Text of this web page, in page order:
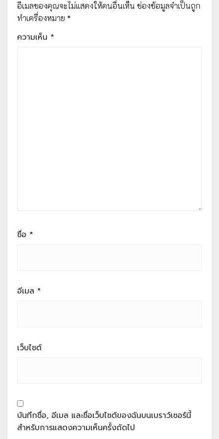
อีเมลของคุณจะไม่แสดงให้คนอื่นเห็น ช่องข้อมูลจำเป็นถูก
ทำเครื่องหมาย *
ความเห็น *
ชื่อ *
อีเมล *
เว็บไซต์
บันทึกชื่อ, อีเมล และชื่อเว็บไซต์ของฉันบนเบราว์เซอร์นี้
สำหรับการแสดงความเห็นครั้งถัดไป